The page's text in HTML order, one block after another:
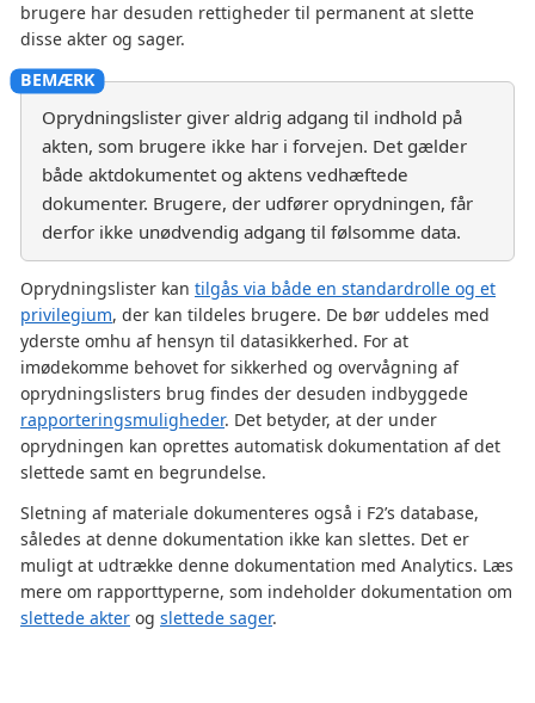
brugere har desuden rettigheder til permanent at slette
disse akter og sager.
Oprydningslister giver aldrig adgang til indhold på
akten, som brugere ikke har i forvejen. Det gælder
både aktdokumentet og aktens vedhæftede
dokumenter. Brugere, der udfører oprydningen, får
derfor ikke unødvendig adgang til følsomme data.
Oprydningslister kan tilgås via både en standardrolle og et
privilegium, der kan tildeles brugere. De bør uddeles med
yderste omhu af hensyn til datasikkerhed. For at
imødekomme behovet for sikkerhed og overvågning af
oprydningslisters brug findes der desuden indbyggede
rapporteringsmuligheder. Det betyder, at der under
oprydningen kan oprettes automatisk dokumentation af det
slettede samt en begrundelse.
Sletning af materiale dokumenteres også i F2’s database,
således at denne dokumentation ikke kan slettes. Det er
muligt at udtrække denne dokumentation med Analytics. Læs
mere om rapporttyperne, som indeholder dokumentation om
slettede akter og slettede sager.